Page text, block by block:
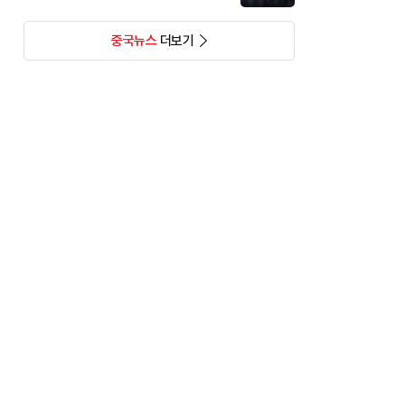
중국뉴스더보기